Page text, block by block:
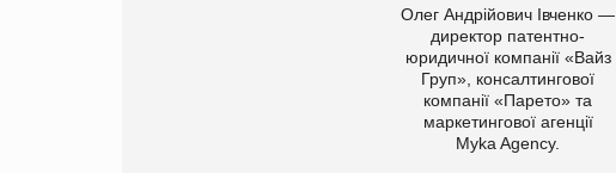
Олег Андрійович Івченко —
директор патентно-
юридичної компанії «Вайз
Груп», консалтингової
компанії «Парето» та
маркетингової агенції
Myka Agency.